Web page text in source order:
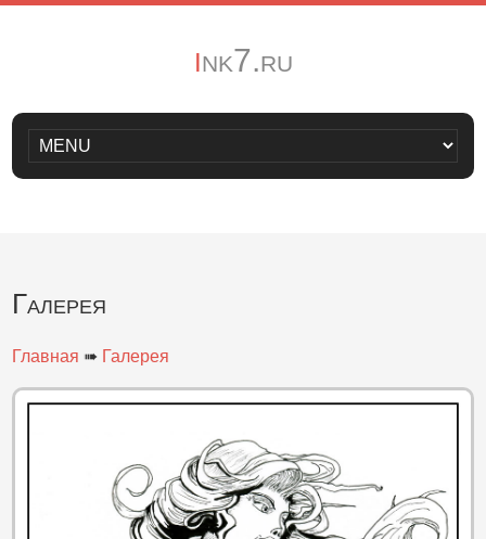
ink7.ru
Галерея
Главная ➠ Галерея